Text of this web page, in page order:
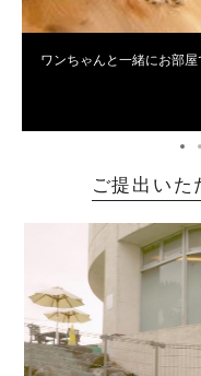
ワンちゃんと一緒にお部
ご提出いた